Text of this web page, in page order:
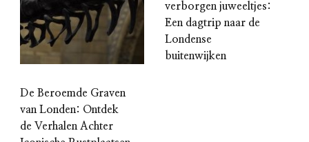
De Beroemde Graven
van Londen: Ontdek
de Verhalen Achter
verborgen juweeltjes:
Een dagtrip naar de
Londense
buitenwijken